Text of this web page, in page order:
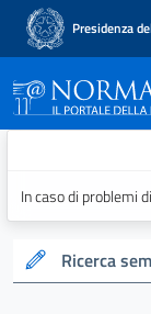
Presidenza
In caso di problemi
Ricerca